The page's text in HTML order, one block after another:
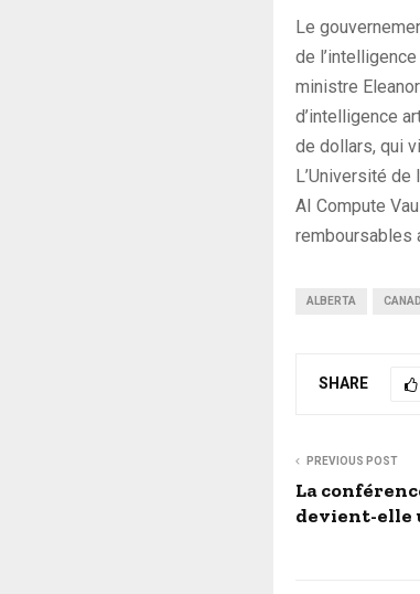
Le
de
ministre
d’intelligence
de dollars, qui
L’Université
AI Compute
remboursables
ALBERTA
SHARE
PREVIOUS POST
La
devient-elle